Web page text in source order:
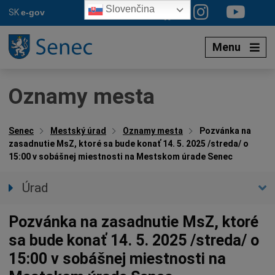
SKe-gov
Menu
Oznamy mesta
Senec Mestský úrad Oznamy mesta
Pozvánka na
zasadnutie MsZ, ktoré sa bude konať 14. 5. 2025 /streda/ o
15:00 v sobášnej miestnosti na Mestskom úrade Senec
Úrad
Úradné hodiny
Úradné sekcie
Oznamy mesta
Pozvánka na zasadnutie MsZ, ktoré
sa bude konať 14. 5. 2025 /streda/ o
15:00 v sobášnej miestnosti na
Slovenčina